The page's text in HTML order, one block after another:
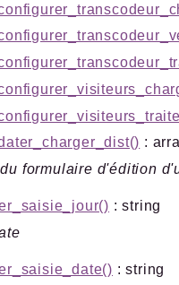
formulaire d'édition
: string
: string